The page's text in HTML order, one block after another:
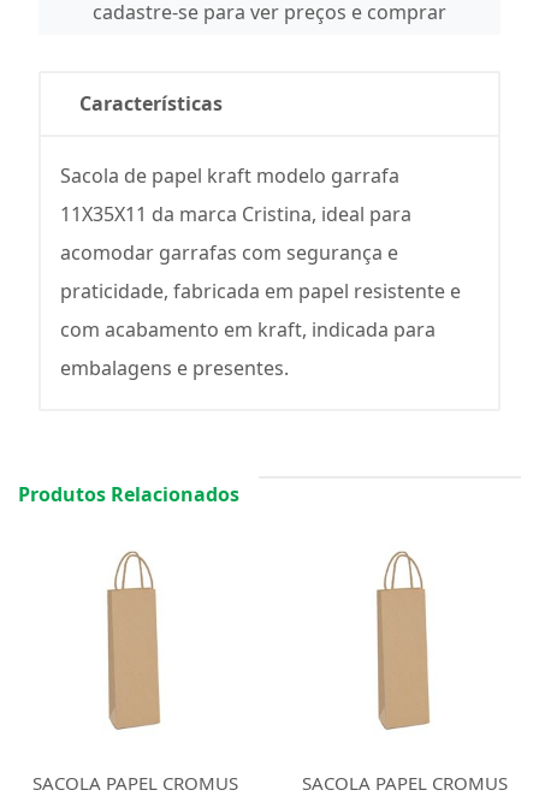
cadastre-se para ver preços e comprar
Características
Sacola de papel kraft modelo garrafa
11X35X11 da marca Cristina, ideal para
acomodar garrafas com segurança e
praticidade, fabricada em papel resistente e
com acabamento em kraft, indicada para
embalagens e presentes.
Produtos Relacionados
SACOLA PAPEL CROMUS
SACOLA PAPEL CROMUS